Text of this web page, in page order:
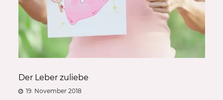
Der Leber zuliebe
19. November 2018